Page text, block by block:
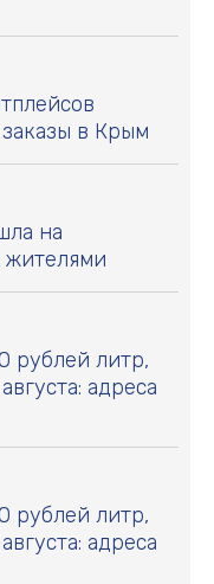
в Крым
на
рублей литр,
адреса
рублей литр,
адреса